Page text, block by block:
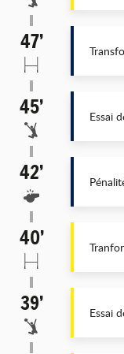
47’
45’ Essai
42’
40’
39’ Essai